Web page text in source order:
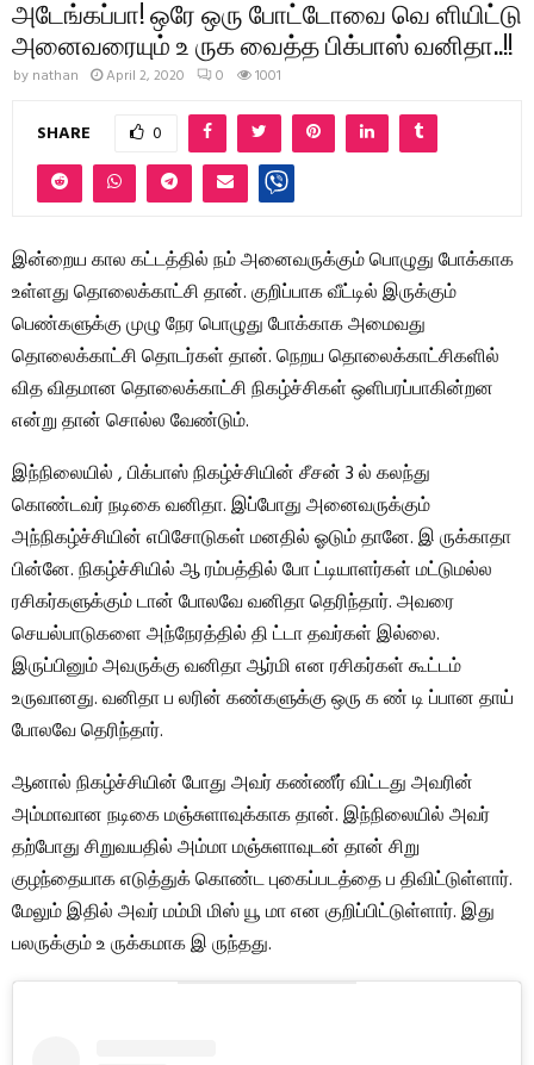
அடேங்கப்பா! ஒரே ஒரு போட்டோவை வெ ளியிட்டு
அனைவரையும் உ ருக வைத்த பிக்பாஸ் வனிதா..!!
by nathan April 2, 2020 0 1001
SHARE 0
இன்றைய கால கட்டத்தில் நம் அனைவருக்கும் பொழுது போக்காக
உள்ளது தொலைக்காட்சி தான். குறிப்பாக வீட்டில் இருக்கும்
பெண்களுக்கு முழு நேர பொழுது போக்காக அமைவது
தொலைக்காட்சி தொடர்கள் தான். நெறய தொலைக்காட்சிகளில்
வித விதமான தொலைக்காட்சி நிகழ்ச்சிகள் ஒளிபரப்பாகின்றன
என்று தான் சொல்ல வேண்டும்.
இந்நிலையில் , பிக்பாஸ் நிகழ்ச்சியின் சீசன் 3 ல் கலந்து
கொண்டவர் நடிகை வனிதா. இப்போது அனைவருக்கும்
அந்நிகழ்ச்சியின் எபிசோடுகள் மனதில் ஓடும் தானே. இ ருக்காதா
பின்னே. நிகழ்ச்சியில் ஆ ரம்பத்தில் போ ட்டியாளர்கள் மட்டுமல்ல
ரசிகர்களுக்கும் டான் போலவே வனிதா தெரிந்தார். அவரை
செயல்பாடுகளை அந்நேரத்தில் தி ட்டா தவர்கள் இல்லை.
இருப்பினும் அவருக்கு வனிதா ஆர்மி என ரசிகர்கள் கூட்டம்
உருவானது. வனிதா ப லரின் கண்களுக்கு ஒரு க ண் டி ப்பான தாய்
போலவே தெரிந்தார்.
ஆனால் நிகழ்ச்சியின் போது அவர் கண்ணீர் விட்டது அவரின்
அம்மாவான நடிகை மஞ்சுளாவுக்காக தான். இந்நிலையில் அவர்
தற்போது சிறுவயதில் அம்மா மஞ்சுளாவுடன் தான் சிறு
குழந்தையாக எடுத்துக் கொண்ட புகைப்படத்தை ப திவிட்டுள்ளார்.
மேலும் இதில் அவர் மம்மி மிஸ் யூ மா என குறிப்பிட்டுள்ளார். இது
பலருக்கும் உ ருக்கமாக இ ருந்தது.